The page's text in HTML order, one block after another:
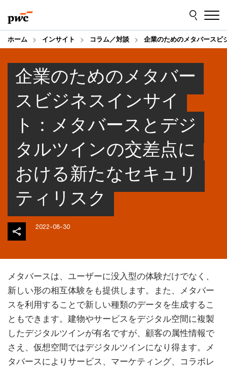
to
content
to
footer
ホーム インサイト コラム／対談 企業のためのメタバースビ
企業のためのメタバー
スビジネスインサイ
ト：メタバースとデジ
タルツインの交差点に
おける新たなセキュリ
ティリスク
2022-08-30
メタバースは、ユーザーに没入型の体験だけでなく、
新しい形の相互体験をも提供します。また、メタバー
スを利用することで新しい種類のデータを生成するこ
ともできます。建物やサービスをデジタル空間に複製
したデジタルツインが有名ですが、顧客の属性情報で
さえ、仮想空間ではデジタルツインになり得ます。メ
タバースによりサービス、マーケティング、コラボレ